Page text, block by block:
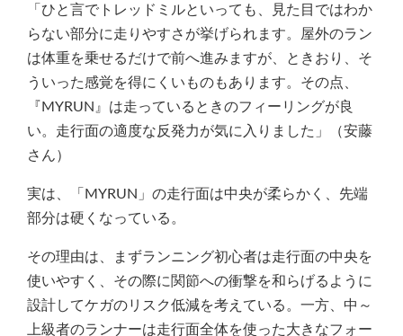
「ひと言でトレッドミルといっても、見た目ではわか
らない部分に走りやすさが挙げられます。屋外のラン
は体重を乗せるだけで前へ進みますが、ときおり、そ
ういった感覚を得にくいものもあります。その点、
『MYRUN』は走っているときのフィーリングが良
い。走行面の適度な反発力が気に入りました」（安藤
さん）
実は、「MYRUN」の走行面は中央が柔らかく、先端
部分は硬くなっている。
その理由は、まずランニング初心者は走行面の中央を
使いやすく、その際に関節への衝撃を和らげるように
設計してケガのリスク低減を考えている。一方、中～
上級者のランナーは走行面全体を使った大きなフォー